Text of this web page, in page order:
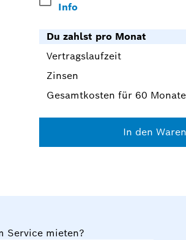
Info
Du zahlst pro Monat
Vertragslaufzeit
Zinsen
Gesamtkosten für 60 Monate
In den
Service mieten?